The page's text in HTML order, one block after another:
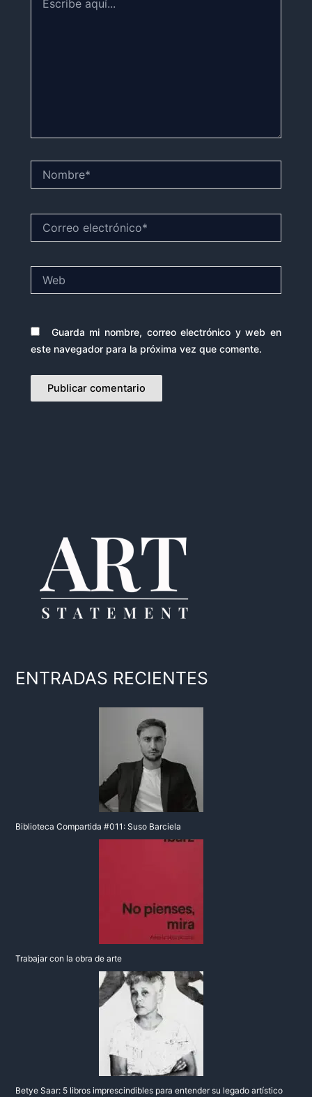
aquí...
electrónico*
Guarda mi nombre, correo electrónico y web en
este navegador para la próxima vez que comente.
ENTRADAS RECIENTES
Biblioteca Compartida #011: Suso Barciela
Trabajar con la obra de arte
Betye Saar: 5 libros imprescindibles para entender su legado artístico